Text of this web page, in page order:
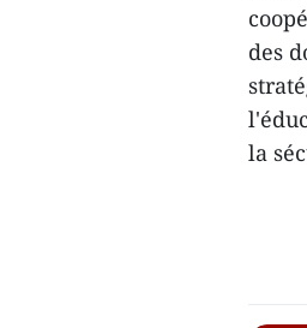
des
la